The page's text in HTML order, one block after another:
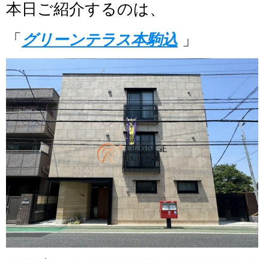
本日ご紹介するのは、
「 グリーンテラス本駒込」